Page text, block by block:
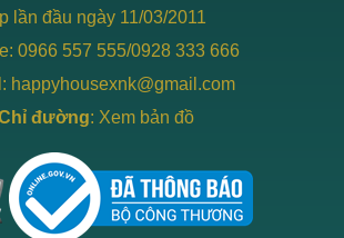
lần đầu ngày 11/03/2011
0966 557 555/0928 333 666
happyhousexnk@gmail.com
đường: Xem bản đồ